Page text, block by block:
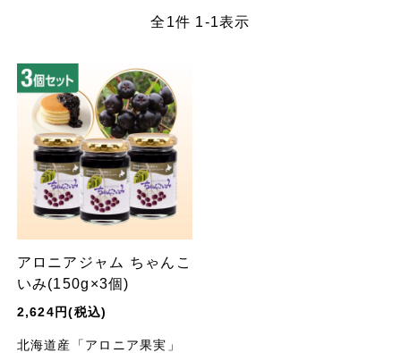
全 1件 1-1表示
アロニアジャム ちゃんこ
いみ(150g×3個)
2,624円(税込)
北海道産「アロニア果実」